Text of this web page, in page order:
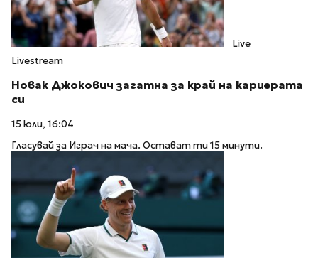
Live
Livestream
Новак Джокович загатна за край на кариерата
си
15 юли, 16:04
Гласувай за Играч на мача. Остават ти 15 минути.